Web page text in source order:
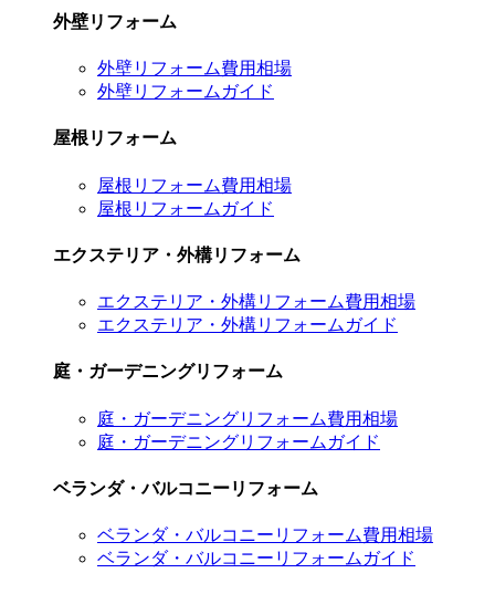
外壁リフォーム
外壁リフォーム費用相場
外壁リフォームガイド
屋根リフォーム
屋根リフォーム費用相場
屋根リフォームガイド
エクステリア・外構リフォーム
エクステリア・外構リフォーム費用相場
エクステリア・外構リフォームガイド
庭・ガーデニングリフォーム
庭・ガーデニングリフォーム費用相場
庭・ガーデニングリフォームガイド
ベランダ・バルコニーリフォーム
ベランダ・バルコニーリフォーム費用相場
ベランダ・バルコニーリフォームガイド